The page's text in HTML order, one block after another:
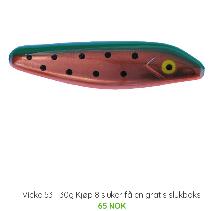
Vicke 53 - 30g Kjøp 8 sluker få en gratis slukboks
65 NOK